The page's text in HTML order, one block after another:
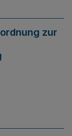
zur